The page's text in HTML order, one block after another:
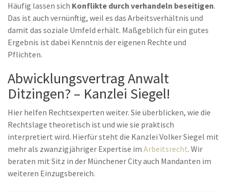
Häufig lassen sich Konflikte durch verhandeln beseitigen.
Das ist auch vernünftig, weil es das Arbeitsverhältnis und
damit das soziale Umfeld erhält. Maßgeblich für ein gutes
Ergebnis ist dabei Kenntnis der eigenen Rechte und
Pflichten.
Abwicklungsvertrag Anwalt
Ditzingen? – Kanzlei Siegel!
Hier helfen Rechtsexperten weiter. Sie überblicken, wie die
Rechtslage theoretisch ist und wie sie praktisch
interpretiert wird. Hierfür steht die Kanzlei Volker Siegel mit
mehr als zwanzigjähriger Expertise im Arbeitsrecht. Wir
beraten mit Sitz in der Münchener City auch Mandanten im
weiteren Einzugsbereich.